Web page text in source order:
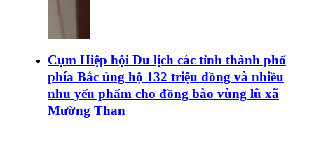
Cụm Hiệp hội Du lịch các tỉnh thành phố
phía Bắc ủng hộ 132 triệu đồng và nhiều
nhu yếu phẩm cho đồng bào vùng lũ xã
Mường Than